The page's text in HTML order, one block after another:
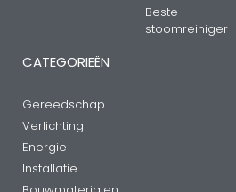
Beste
stoomreiniger
CATEGORIEËN
Gereedschap
Verlichting
Energie
Installatie